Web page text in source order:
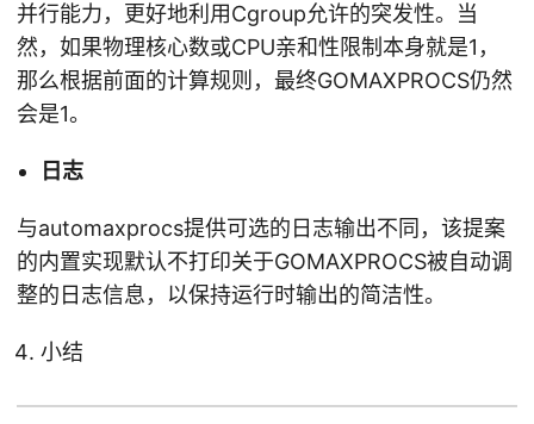
并行能力，更好地利用Cgroup允许的突发性。当
然，如果物理核心数或CPU亲和性限制本身就是1，
那么根据前面的计算规则，最终GOMAXPROCS仍然
会是1。
日志
与automaxprocs提供可选的日志输出不同，该提案
的内置实现默认不打印关于GOMAXPROCS被自动调
整的日志信息，以保持运行时输出的简洁性。
小结